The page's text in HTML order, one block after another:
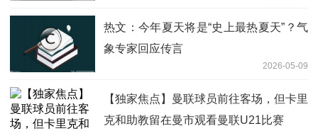
热文：今年夏天将是“史上最热夏天”？气
象专家回应传言
2026-05-09
【独家焦点】曼联球员前往客场，但卡里
克和助教留在曼市观看曼联U21比赛